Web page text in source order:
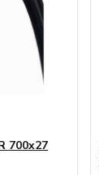
700x27